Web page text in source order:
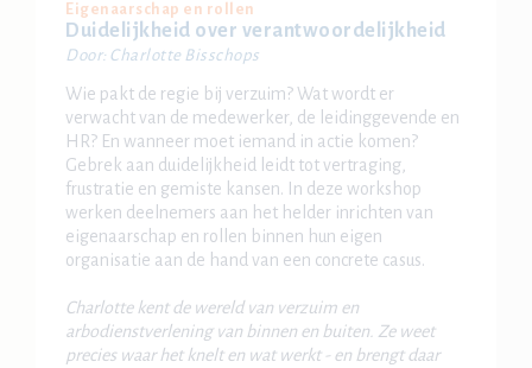
Eigenaarschap en rollen
Duidelijkheid over verantwoordelijkheid
Door: Charlotte Bisschops
Wie pakt de regie bij verzuim? Wat wordt er
verwacht van de medewerker, de leidinggevende en
HR? En wanneer moet iemand in actie komen?
Gebrek aan duidelijkheid leidt tot vertraging,
frustratie en gemiste kansen. In deze workshop
werken deelnemers aan het helder inrichten van
eigenaarschap en rollen binnen hun eigen
organisatie aan de hand van een concrete casus.
Charlotte kent de wereld van verzuim en
arbodienstverlening van binnen en buiten. Ze weet
precies waar het knelt en wat werkt - en brengt daar